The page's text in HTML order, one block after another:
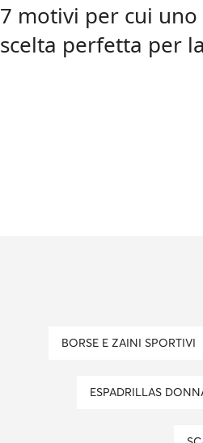
7 motivi per cui uno
scelta perfetta per
BORSE E ZAINI SPORTIVI
ESPADRILLAS